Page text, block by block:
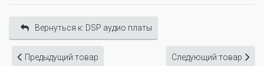
Вернуться к: DSP аудио платы
Предыдущий товар Следующий товар